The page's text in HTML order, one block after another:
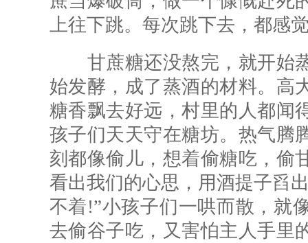
上往下跳。每次跳下去，都感
甘蔗糖还没熬完，就开始
始发酵，成了蒸酒的材料。高
糖香飘去好远，村里的人都闻
孩子们天天守在糖坊。热气腾
刻都像偷儿，想着偷糖吃，偷
看出我们的心思，用酒提子舀
不着!”小孩子们一哄而散，就
去偷谷子吃，又害怕主人手里